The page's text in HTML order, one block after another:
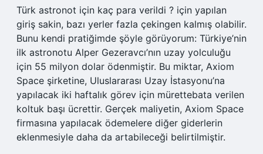
Türk astronot için kaç para verildi ? için yapılan
giriş sakin, bazı yerler fazla çekingen kalmış olabilir.
Bunu kendi pratiğimde şöyle görüyorum: Türkiye’nin
ilk astronotu Alper Gezeravcı’nın uzay yolculuğu
için 55 milyon dolar ödenmiştir. Bu miktar, Axiom
Space şirketine, Uluslararası Uzay İstasyonu’na
yapılacak iki haftalık görev için mürettebata verilen
koltuk başı ücrettir. Gerçek maliyetin, Axiom Space
firmasına yapılacak ödemelere diğer giderlerin
eklenmesiyle daha da artabileceği belirtilmiştir.